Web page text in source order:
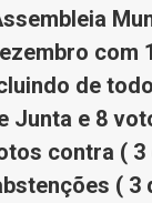
com
de
Junta e 8
contra ( 3
( 3